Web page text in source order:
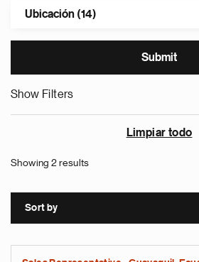
Ubicación (14)
Show Filters
Limpiar todo
Showing 2 results
Sort by